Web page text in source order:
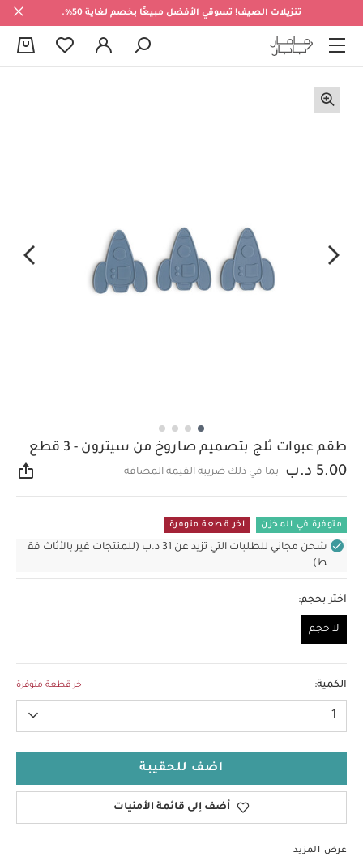
تنزيلات الصيف! تسوقي الأفضل مبيعًا بخصم لغاية 50%.
طقم عبوات ثلج بتصميم صاروخ من سيترون - 3 قطع
5.00 د.ب بما في ذلك ضريبة القيمة المضافة
متوفرة في المخزن اخر قطعة متوفرة
شحن مجاني للطلبات التي تزيد عن 31 د.ب (للمنتجات غير بالأثاث فق
ط)
اختر بحجم:
لا حجم
الكمية: اخر قطعة متوفرة
1
اضف للحقيبة
أضف إلى قائمة الأمنيات
عرض المزيد